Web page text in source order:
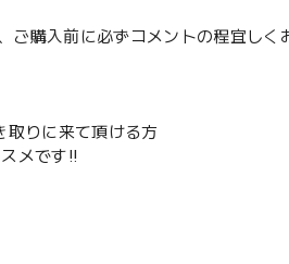
購入前に必ずコメントの程宜しく
取りに来て頂ける方
メです‼️